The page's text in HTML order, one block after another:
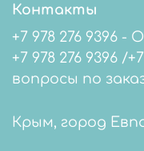
Контакты
+7 978 276 9396
+7 978 276 9396 /+7
вопросы по
Крым, город